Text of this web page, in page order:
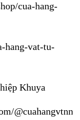
cua-hang-
hang-vat-tu-
Khuya